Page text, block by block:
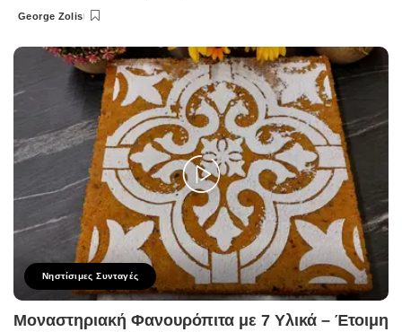
Posted
George Zolis
Νηστίσιμες Συνταγές
Μοναστηριακή Φανουρόπιτα με 7 Υλικά – Έτοιμη